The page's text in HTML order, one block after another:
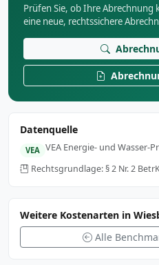
Prüfen Sie, ob Ihre
eine neue, rechtssichere
Datenquelle
VEA VEA Energie- und Wasser-
Rechtsgrundlage: § 2 Nr. 2
Weitere Kostenarten in
Alle